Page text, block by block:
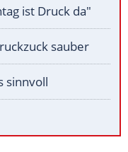
ist Druck da"
sauber
sinnvoll